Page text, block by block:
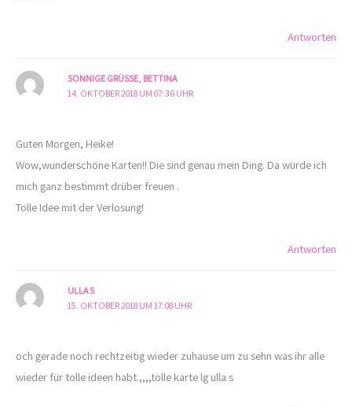
Antworten
SONNIGE GRÜSSE, BETTINA
14. OKTOBER 2018 UM 07:36 UHR
Guten Morgen, Heike!
Wow,wunderschöne Karten!! Die sind genau mein Ding. Da würde ich
mich ganz bestimmt drüber freuen .
Tolle Idee mit der Verlosung!
Antworten
ULLA S
15. OKTOBER 2018 UM 17:08 UHR
och gerade noch rechtzeitig wieder zuhause um zu sehn was ihr alle
wieder für tolle ideen habt.,,,,tolle karte lg ulla s